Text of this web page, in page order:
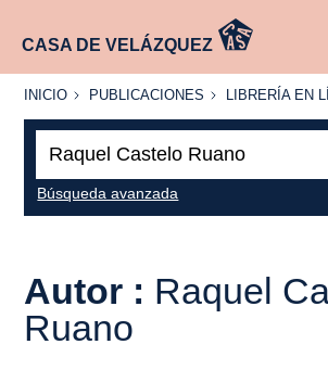
CASA DE VELÁZQUEZ
INICIO
INICIO PUBLICACIONES
PUBLICACIONES
LIBRERÍA
LÍNEA
LIBRERÍA EN
Búsqueda avanzada
Autor : Raquel
Ruano